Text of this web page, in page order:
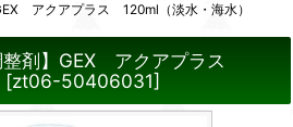
アクアプラス 120ml（淡水・海水）
整剤】GEX アクアプラス
[zt06-50406031]